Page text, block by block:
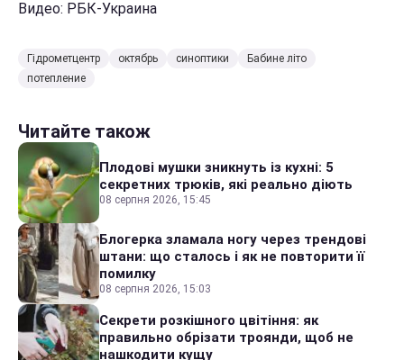
Видео: РБК-Украина
Гідрометцентр октябрь синоптики
Бабине літо
потепление
Читайте також
Плодові мушки зникнуть із кухні: 5
секретних трюків, які реально діють
08 серпня 2026, 15:45
Блогерка зламала ногу через трендові
штани: що сталось і як не повторити її
помилку
08 серпня 2026, 15:03
Секрети розкішного цвітіння: як
правильно обрізати троянди, щоб не
нашкодити кущу